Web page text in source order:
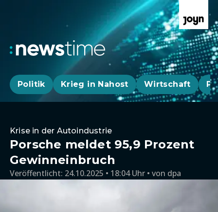
Politik Krieg in Nahost Wirtschaft
Krise in der Autoindustrie
Porsche meldet 95,9 Prozent
Gewinneinbruch
Veröffentlicht: 24.10.2025 • 18:04 Uhr von dpa